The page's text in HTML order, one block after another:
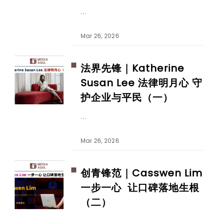
Mar 26, 2026
法界先锋｜Katherine
Susan Lee 法律明月心 守
护企业与平民（一）
Mar 26, 2026
创青锋范｜Casswen Lim
一步一心 让口碑落地生根
（二）